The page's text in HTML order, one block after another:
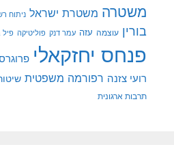
משטרה משטרת ישראל ניתוח
בורין עוצמה עזה עמר דנק פוליטיקה
פנחס יחזקאלי
רועי צזנה רפורמה משפטית
תרבות ארגונית